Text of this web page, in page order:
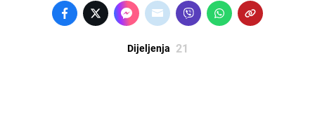
Dijeljenja 21